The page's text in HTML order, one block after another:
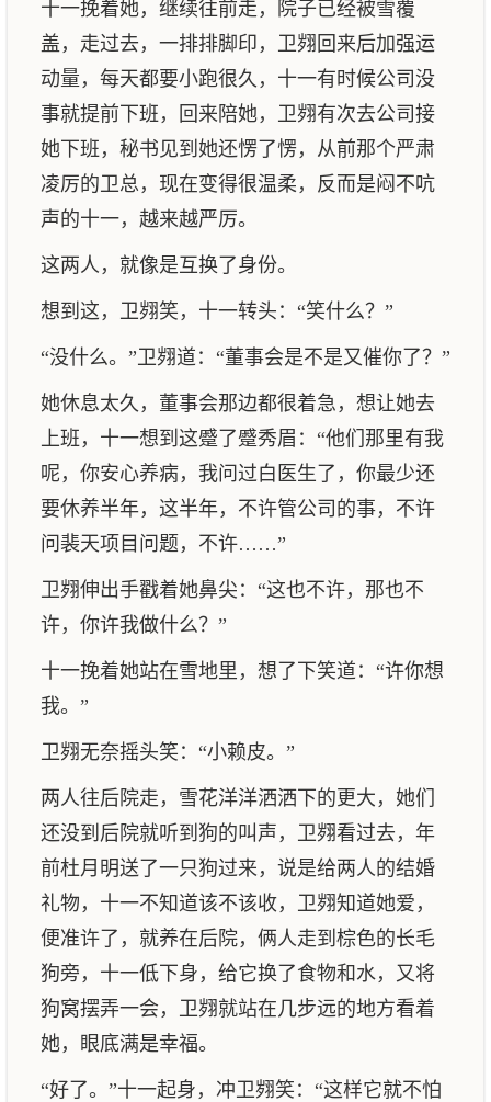
十一挽着她，继续往前走，院子已经被雪覆
盖，走过去，一排排脚印，卫翙回来后加强运
动量，每天都要小跑很久，十一有时候公司没
事就提前下班，回来陪她，卫翙有次去公司接
她下班，秘书见到她还愣了愣，从前那个严肃
凌厉的卫总，现在变得很温柔，反而是闷不吭
声的十一，越来越严厉。
这两人，就像是互换了身份。
想到这，卫翙笑，十一转头：“笑什么？”
“没什么。”卫翙道：“董事会是不是又催你了？”
她休息太久，董事会那边都很着急，想让她去
上班，十一想到这蹙了蹙秀眉：“他们那里有我
呢，你安心养病，我问过白医生了，你最少还
要休养半年，这半年，不许管公司的事，不许
问裴天项目问题，不许……”
卫翙伸出手戳着她鼻尖：“这也不许，那也不
许，你许我做什么？”
十一挽着她站在雪地里，想了下笑道：“许你想
我。”
卫翙无奈摇头笑：“小赖皮。”
两人往后院走，雪花洋洋洒洒下的更大，她们
还没到后院就听到狗的叫声，卫翙看过去，年
前杜月明送了一只狗过来，说是给两人的结婚
礼物，十一不知道该不该收，卫翙知道她爱，
便准许了，就养在后院，俩人走到棕色的长毛
狗旁，十一低下身，给它换了食物和水，又将
狗窝摆弄一会，卫翙就站在几步远的地方看着
她，眼底满是幸福。
“好了。”十一起身，冲卫翙笑：“这样它就不怕